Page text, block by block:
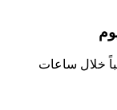
خلال ساعات